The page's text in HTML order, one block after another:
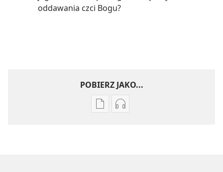
oddawania czci Bogu?
POBIERZ JAKO...
UstawieniaUstawienia